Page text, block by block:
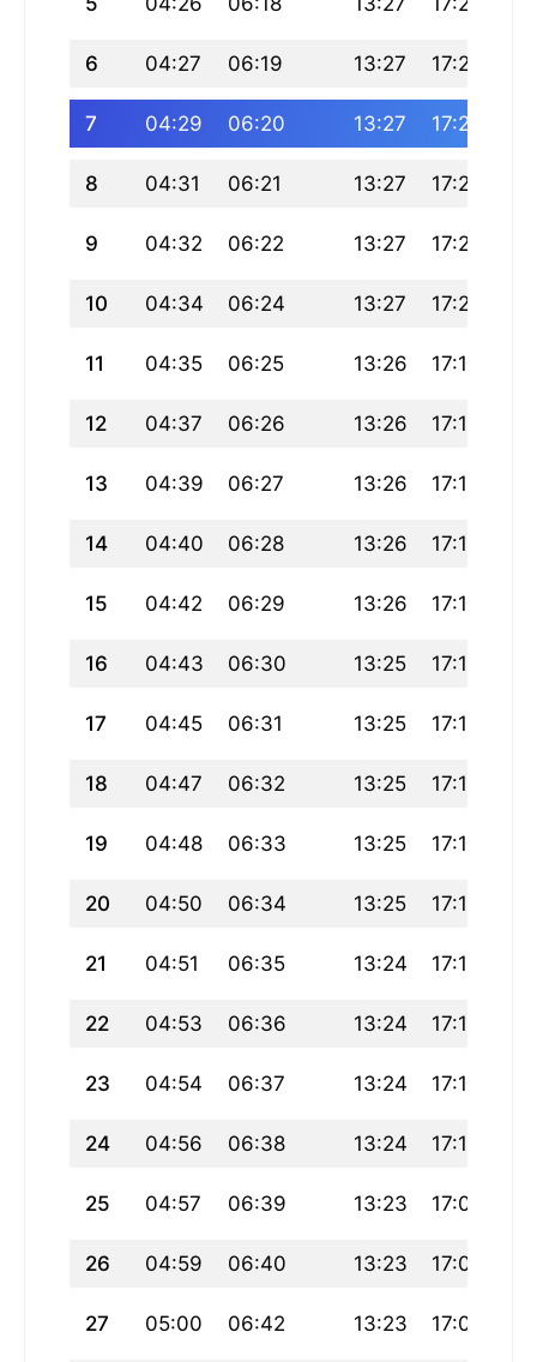
6 04:27 06:19 13:27 17:22
7 04:29 06:20 13:27 17:22
8 04:31 06:21 13:27 17:21
9 04:32 06:22 13:27 17:21
10 04:34 06:24 13:27 17:20
11 04:35 06:25 13:26 17:19
12 04:37 06:26 13:26 17:19
13 04:39 06:27 13:26 17:18
14 04:40 06:28 13:26 17:17
15 04:42 06:29 13:26 17:17
16 04:43 06:30 13:25 17:16
17 04:45 06:31 13:25 17:15
18 04:47 06:32 13:25 17:15
19 04:48 06:33 13:25 17:14
20 04:50 06:34 13:25 17:13
21 04:51 06:35 13:24 17:12
22 04:53 06:36 13:24 17:12
23 04:54 06:37 13:24 17:11
24 04:56 06:38 13:24 17:10
25 04:57 06:39 13:23 17:09
26 04:59 06:40 13:23 17:08
27 05:00 06:42 13:23 17:07